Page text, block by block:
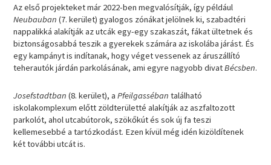
Az első projekteket már 2022-ben megvalósítják, így például
Neubauban(7. kerület) gyalogos zónákat jelölnek ki, szabadtéri
nappalikká alakítják az utcák egy-egy szakaszát, fákat ültetnek és
biztonságosabbá teszik a gyerekek számára az iskolába járást. És
egy kampányt is indítanak, hogy véget vessenek az áruszállító
teherautók járdán parkolásának, ami egyre nagyobb divatBécsben.
Josefstadtban(8. kerület), aPfeilgassébantalálható
iskolakomplexum előtt zöldterületté alakítják az aszfaltozott
parkolót, ahol utcabútorok, szökőkút és sok új fa teszi
kellemesebbé a tartózkodást. Ezen kívül még idén kizöldítenek
két további utcát is.